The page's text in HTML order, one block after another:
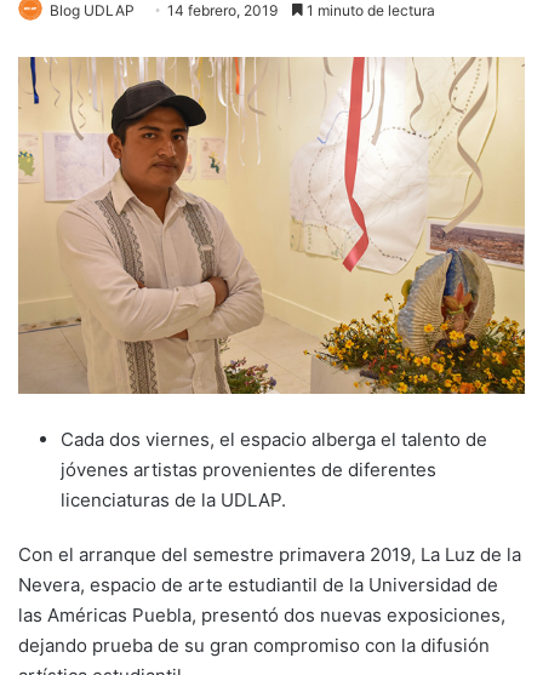
Blog UDLAP 14 febrero, 2019 1 minuto de lectura
Cada dos viernes, el espacio alberga el talento de
jóvenes artistas provenientes de diferentes
licenciaturas de la UDLAP.
Con el arranque del semestre primavera 2019, La Luz de la
Nevera, espacio de arte estudiantil de la Universidad de
las Américas Puebla, presentó dos nuevas exposiciones,
dejando prueba de su gran compromiso con la difusión